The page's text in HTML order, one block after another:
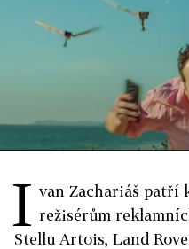
I van Zachariáš patří
režisérům
Stellu Artois, Land